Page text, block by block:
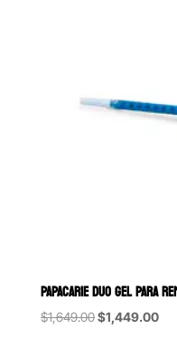
PAPACARIE DUO GEL PARA
$1,649.00Original
$1,449.00